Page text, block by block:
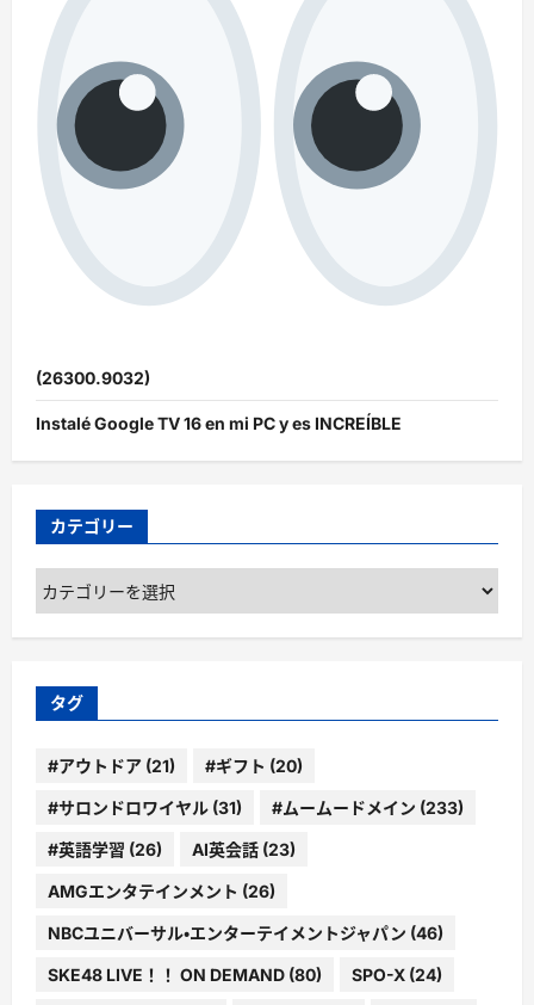
(26300.9032)
Instalé Google TV 16 en mi PC y es INCREÍBLE
カテゴリー
カ
テ
ゴ
ー
タグ
#アウトドア (21) #ギフト (20)
#サロンドロワイヤル (31) #ムームードメイン (233)
#英語学習 (26) AI英会話 (23)
AMGエンタテインメント (26)
NBCユニバーサル・エンターテイメントジャパン (46)
SKE48 LIVE！！ ON DEMAND (80) SPO-X (24)